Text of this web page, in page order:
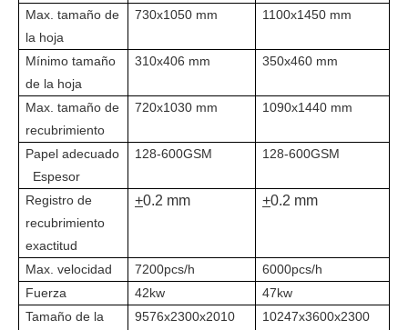
Max. tamaño de
la hoja
730x1050 mm 1100x1450 mm
Mínimo tamaño
de la hoja
310x406 mm 350x460 mm
Max. tamaño de
recubrimiento
720x1030 mm 1090x1440 mm
Papel adecuado
Espesor
128-600GSM 128-600GSM
Registro de
recubrimiento
exactitud
+0.2 mm +0.2 mm
Max. velocidad 7200pcs/h
6000pcs/h
Fuerza
42kw
47kw
Tamaño de la
9576x2300x2010
10247x3600x2300